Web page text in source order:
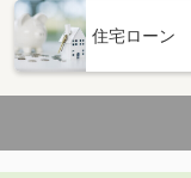
住宅ローン